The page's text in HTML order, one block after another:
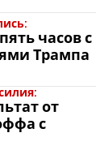
часов с
Трампа
от
с